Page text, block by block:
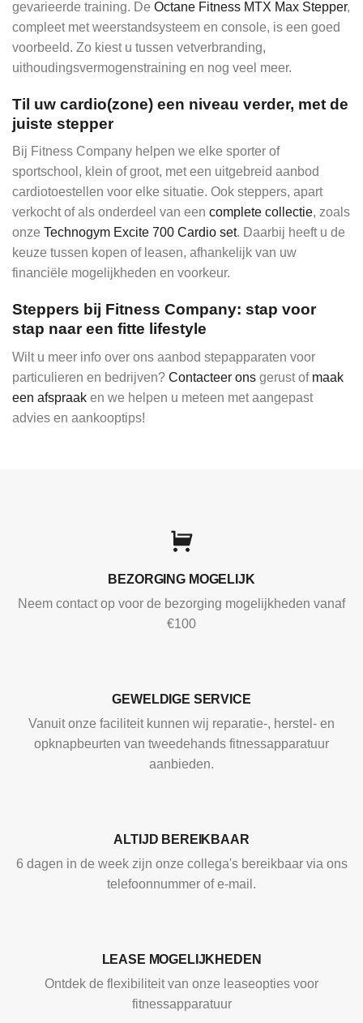
gevarieerde training. De Octane Fitness MTX Max Stepper,
compleet met weerstandsysteem en console, is een goed
voorbeeld. Zo kiest u tussen vetverbranding,
uithoudingsvermogenstraining en nog veel meer.
Til uw cardio(zone) een niveau verder, met de
juiste stepper
Bij Fitness Company helpen we elke sporter of
sportschool, klein of groot, met een uitgebreid aanbod
cardiotoestellen voor elke situatie. Ook steppers, apart
verkocht of als onderdeel van een complete collectie, zoals
onze Technogym Excite 700 Cardio set. Daarbij heeft u de
keuze tussen kopen of leasen, afhankelijk van uw
financiële mogelijkheden en voorkeur.
Steppers bij Fitness Company: stap voor
stap naar een fitte lifestyle
Wilt u meer info over ons aanbod stepapparaten voor
particulieren en bedrijven? Contacteer ons gerust of maak
een afspraak en we helpen u meteen met aangepast
advies en aankooptips!
BEZORGING MOGELIJK
Neem contact op voor de bezorging mogelijkheden vanaf
€100
GEWELDIGE SERVICE
Vanuit onze faciliteit kunnen wij reparatie-, herstel- en
opknapbeurten van tweedehands fitnessapparatuur
aanbieden.
ALTIJD BEREIKBAAR
6 dagen in de week zijn onze collega's bereikbaar via ons
telefoonnummer of e-mail.
LEASE MOGELIJKHEDEN
Ontdek de flexibiliteit van onze leaseopties voor
fitnessapparatuur